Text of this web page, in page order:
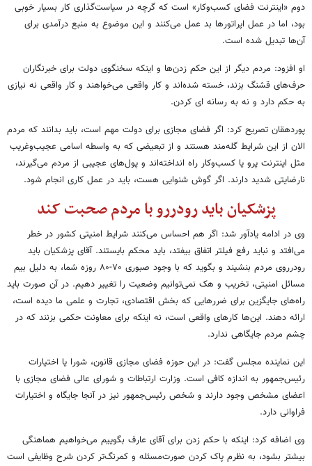
دوم «اینترنت فضای کسب‌وکار» است که گرچه در سیاست‌گذاری کار بسیار خوبی
بود، اما در عمل اپراتورها بد عمل می‌کنند و این موضوع به منبع درآمدی برای
آن‌ها تبدیل شده است.
او افزود: مردم دیگر از این حکم زدن‌ها و اینکه سخنگوی دولت برای خبرنگاران
حرف‌های قشنگ بزند، خسته شده‌اند و کار واقعی می‌خواهند و کار واقعی نه نیازی
به حکم دارد و نه به رسانه ای کردن.
پوردهقان تصریح کرد: اگر فضای مجازی برای دولت مهم است، باید بدانند که مردم
الان از این شرایط گله‌مند هستند و از تبعیضی که به واسطه اسامی عجیب‌وغریب
مثل اینترنت پرو یا کسب‌وکار راه انداخته‌اند و پول‌های عجیبی از مردم می‌گیرند،
نارضایتی شدید دارند. اگر گوش شنوایی هست، باید در عمل کاری انجام شود.
پزشکیان باید رودررو با مردم صحبت کند
وی در ادامه یادآور شد: اگر هم احساس می‌کنند شرایط امنیتی کشور در خطر
می‌افتد و نباید رفع فیلتر اتفاق بیفتد، باید محکم بایستند. آقای پزشکیان باید
رودرروی مردم بنشیند و بگوید که با وجود صبوری ۷۰-۸۰ روزه شما، به دلیل بیم
مسائل امنیتی، تخریب و هک نمی‌توانیم وضعیت را تغییر دهیم. در آن صورت باید
راه‌های جایگزین برای ضررهایی که بخش اقتصادی، تجارت و علمی ما دیده است،
ارائه دهند. این‌ها کارهای واقعی است، نه اینکه برای معاونت حکمی بزنند که در
چشم مردم جایگاهی ندارد.
این نماینده مجلس گفت: در این حوزه فضای مجازی قانون، شورا یا اختیارات
رئیس‌جمهور به اندازه کافی است. وزارت ارتباطات و شورای عالی فضای مجازی با
اعضای مشخص وجود دارند و شخص رئیس‌جمهور نیز در آنجا جایگاه و اختیارات
فراوانی دارد.
وی اضافه کرد: اینکه با حکم زدن برای آقای عارف بگوییم می‌خواهیم هماهنگی
بیشتر بشود، به نظرم پاک کردن صورت‌مسئله و کمرنگ‌تر کردن شرح وظایفی است